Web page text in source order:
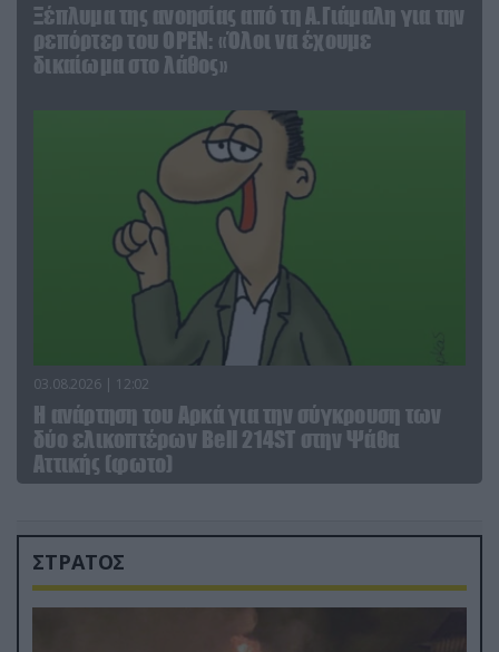
Ξέπλυμα της ανοησίας από τη Α.Γιάμαλη για την
ρεπόρτερ του ΟΡΕΝ: «Όλοι να έχουμε
δικαίωμα στο λάθος»
03.08.2026 | 12:02
Η ανάρτηση του Αρκά για την σύγκρουση των
δύο ελικοπτέρων Bell 214ST στην Ψάθα
Αττικής (φωτο)
ΣΤΡΑΤΟΣ